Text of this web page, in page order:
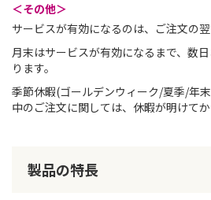
＜その他＞
サービスが有効になるのは、ご注文の翌
月末はサービスが有効になるまで、数
ります。
季節休暇(ゴールデンウィーク/夏季/年
中のご注文に関しては、休暇が明けてか
製品の特長